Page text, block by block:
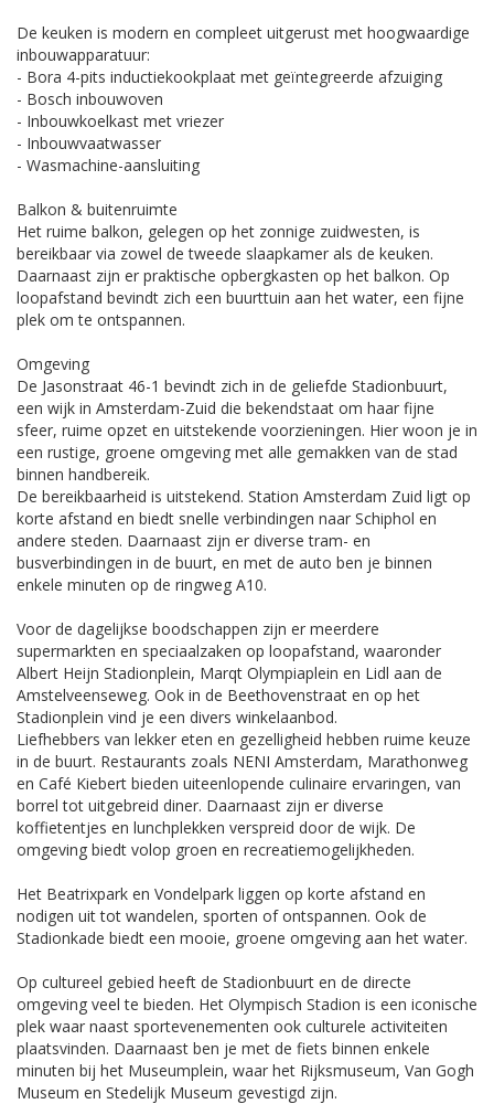
De keuken is modern en compleet uitgerust met hoogwaardige
inbouwapparatuur:
- Bora 4-pits inductiekookplaat met geïntegreerde afzuiging
- Bosch inbouwoven
- Inbouwkoelkast met vriezer
- Inbouwvaatwasser
- Wasmachine-aansluiting
Balkon & buitenruimte
Het ruime balkon, gelegen op het zonnige zuidwesten, is
bereikbaar via zowel de tweede slaapkamer als de keuken.
Daarnaast zijn er praktische opbergkasten op het balkon. Op
loopafstand bevindt zich een buurttuin aan het water, een fijne
plek om te ontspannen.
Omgeving
De Jasonstraat 46-1 bevindt zich in de geliefde Stadionbuurt,
een wijk in Amsterdam-Zuid die bekendstaat om haar fijne
sfeer, ruime opzet en uitstekende voorzieningen. Hier woon je in
een rustige, groene omgeving met alle gemakken van de stad
binnen handbereik.
De bereikbaarheid is uitstekend. Station Amsterdam Zuid ligt op
korte afstand en biedt snelle verbindingen naar Schiphol en
andere steden. Daarnaast zijn er diverse tram- en
busverbindingen in de buurt, en met de auto ben je binnen
enkele minuten op de ringweg A10.
Voor de dagelijkse boodschappen zijn er meerdere
supermarkten en speciaalzaken op loopafstand, waaronder
Albert Heijn Stadionplein, Marqt Olympiaplein en Lidl aan de
Amstelveenseweg. Ook in de Beethovenstraat en op het
Stadionplein vind je een divers winkelaanbod.
Liefhebbers van lekker eten en gezelligheid hebben ruime keuze
in de buurt. Restaurants zoals NENI Amsterdam, Marathonweg
en Café Kiebert bieden uiteenlopende culinaire ervaringen, van
borrel tot uitgebreid diner. Daarnaast zijn er diverse
koffietentjes en lunchplekken verspreid door de wijk. De
omgeving biedt volop groen en recreatiemogelijkheden.
Het Beatrixpark en Vondelpark liggen op korte afstand en
nodigen uit tot wandelen, sporten of ontspannen. Ook de
Stadionkade biedt een mooie, groene omgeving aan het water.
Op cultureel gebied heeft de Stadionbuurt en de directe
omgeving veel te bieden. Het Olympisch Stadion is een iconische
plek waar naast sportevenementen ook culturele activiteiten
plaatsvinden. Daarnaast ben je met de fiets binnen enkele
minuten bij het Museumplein, waar het Rijksmuseum, Van Gogh
Museum en Stedelijk Museum gevestigd zijn.